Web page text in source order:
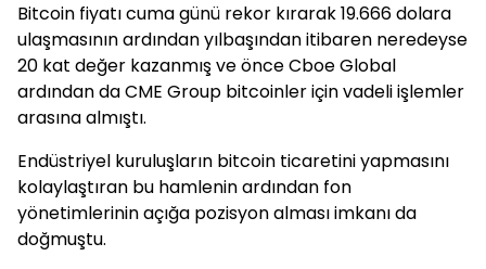
Bitcoin fiyatı cuma günü rekor kırarak 19.666 dolara
ulaşmasının ardından yılbaşından itibaren neredeyse
20 kat değer kazanmış ve önce Cboe Global
ardından da CME Group bitcoinler için vadeli işlemler
arasına almıştı.
Endüstriyel kuruluşların bitcoin ticaretini yapmasını
kolaylaştıran bu hamlenin ardından fon
yönetimlerinin açığa pozisyon alması imkanı da
doğmuştu.